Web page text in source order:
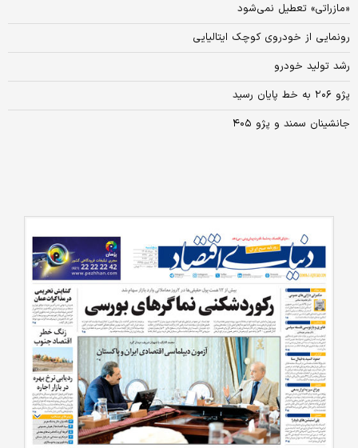
«مازراتی» تعطیل نمی‌شود
رونمایی از خودروی کوچک ایتالیایی
رشد تولید خودرو
پژو ۲۰۶ به خط پایان رسید
جانشینان سمند و پژو ۴۰۵